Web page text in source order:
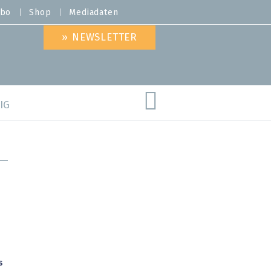
Shop Mediadaten
» NEWSLETTER